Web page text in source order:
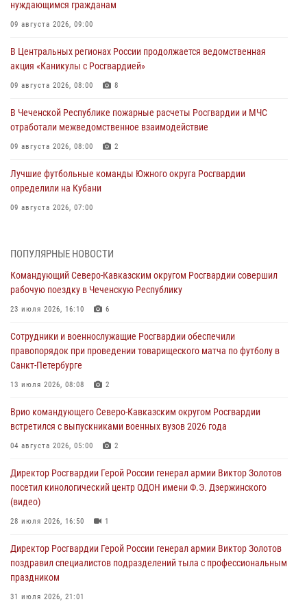
нуждающимся гражданам
09 августа 2026, 09:00
В Центральных регионах России продолжается ведомственная
акция «Каникулы с Росгвардией»
09 августа 2026, 08:00 8
В Чеченской Республике пожарные расчеты Росгвардии и МЧС
отработали межведомственное взаимодействие
09 августа 2026, 08:00 2
Лучшие футбольные команды Южного округа Росгвардии
определили на Кубани
09 августа 2026, 07:00
(видео)
В регионах Урала бойцам Росгвардии в зону СВО передали свежие
тиражи газет
Росгвардейцы провели занятие по стрелковой подготовке для
воспитанников Центра детского, юношеского туризма и
краеведения Луганской Народной Республики
Всероссийская ведомственная акции «Каникулы с Росгвардией
проходит в Сибири
ПОПУЛЯРНЫЕ НОВОСТИ
Командующий Северо-Кавказским округом Росгвардии совершил
рабочую поездку в Чеченскую Республику
23 июля 2026, 16:10 6
Сотрудники и военнослужащие Росгвардии обеспечили
правопорядок при проведении товарищеского матча по футболу в
Санкт-Петербурге
13 июля 2026, 08:08 2
Врио командующего Северо-Кавказским округом Росгвардии
встретился с выпускниками военных вузов 2026 года
04 августа 2026, 05:00 2
Директор Росгвардии Герой России генерал армии Виктор Золотов
посетил кинологический центр ОДОН имени Ф.Э. Дзержинского
(видео)
28 июля 2026, 16:50 1
Директор Росгвардии Герой России генерал армии Виктор Золотов
поздравил специалистов подразделений тыла с профессиональным
праздником
31 июля 2026, 21:01